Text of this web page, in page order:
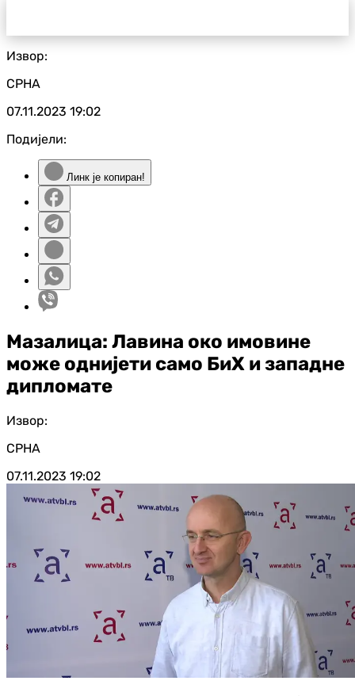
Извор:
СРНА
07.11.2023 19:02
Подијели:
Линк је копиран!
Мазалица: Лавина око имовине
може однијети само БиХ и западне
дипломате
Извор:
СРНА
07.11.2023 19:02